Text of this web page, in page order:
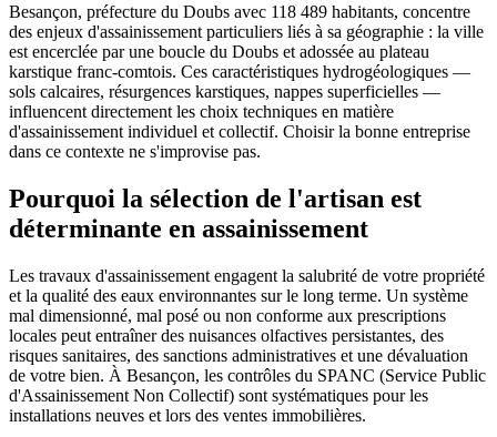
Besançon, préfecture du Doubs avec 118 489 habitants, concentre
des enjeux d'assainissement particuliers liés à sa géographie : la ville
est encerclée par une boucle du Doubs et adossée au plateau
karstique franc-comtois. Ces caractéristiques hydrogéologiques —
sols calcaires, résurgences karstiques, nappes superficielles —
influencent directement les choix techniques en matière
d'assainissement individuel et collectif. Choisir la bonne entreprise
dans ce contexte ne s'improvise pas.
Pourquoi la sélection de l'artisan est
déterminante en assainissement
Les travaux d'assainissement engagent la salubrité de votre propriété
et la qualité des eaux environnantes sur le long terme. Un système
mal dimensionné, mal posé ou non conforme aux prescriptions
locales peut entraîner des nuisances olfactives persistantes, des
risques sanitaires, des sanctions administratives et une dévaluation
de votre bien. À Besançon, les contrôles du SPANC (Service Public
d'Assainissement Non Collectif) sont systématiques pour les
installations neuves et lors des ventes immobilières.